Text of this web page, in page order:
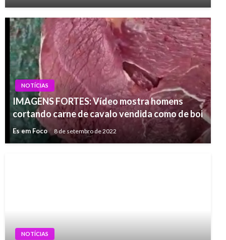
NOTÍCIAS
IMAGENS FORTES: Vídeo mostra homens
cortando carne de cavalo vendida como de boi
Es em Foco 8 de setembro de 2022
NOTÍCIAS